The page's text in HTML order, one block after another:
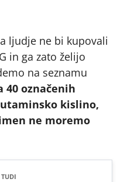
ljudje ne bi kupovali
in ga zato želijo
na seznamu
40 označenih
kislino,
ne moremo
TUDI